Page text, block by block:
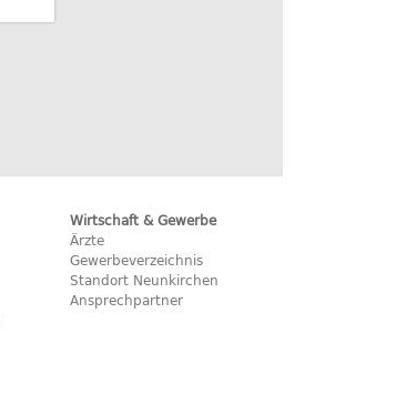
Wirtschaft & Gewerbe
Ärzte
Gewerbeverzeichnis
Standort Neunkirchen
Ansprechpartner